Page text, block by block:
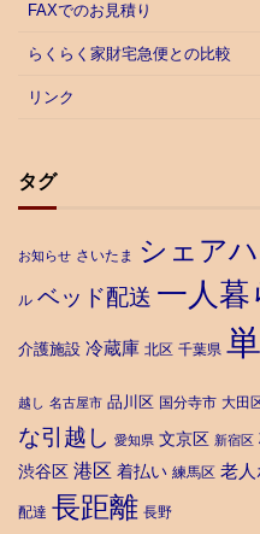
FAXでのお見積り
らくらく家財宅急便との比較
リンク
タグ
お知らせ さいたま シェア
ル ベッド配送 一人暮
介護施設 冷蔵庫 北区 千葉県
越し 名古屋市 品川区 国分寺市 大田
な引越し 愛知県 文京区 新宿区
渋谷区 港区 着払い 練馬区 老人
配達 長距離 長野